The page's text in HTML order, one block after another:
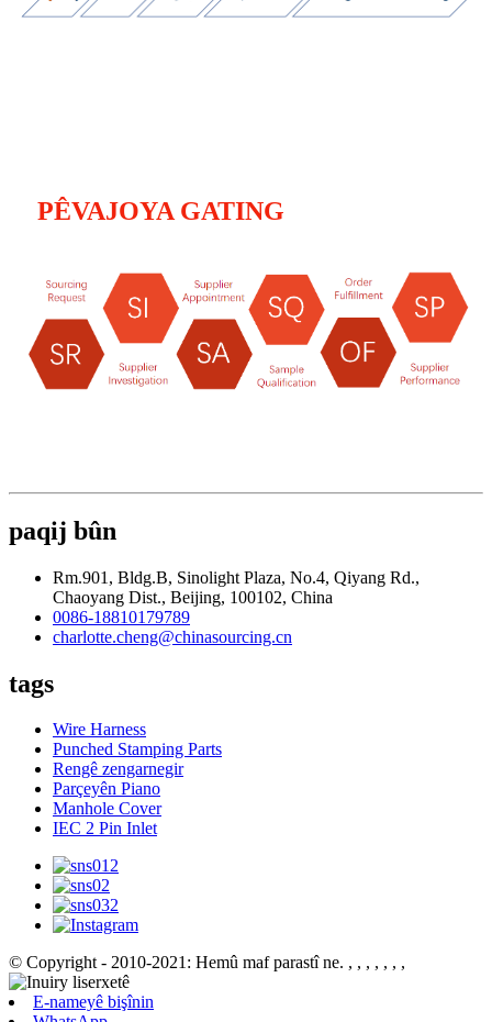
PÊVAJOYA GATING
paqij bûn
Rm.901, Bldg.B, Sinolight Plaza, No.4, Qiyang Rd.,
Chaoyang Dist., Beijing, 100102, China
0086-18810179789
charlotte.cheng@chinasourcing.cn
tags
Wire Harness
Punched Stamping Parts
Rengê zengarnegir
Parçeyên Piano
Manhole Cover
IEC 2 Pin Inlet
© Copyright - 2010-2021: Hemû maf parastî ne. , , , , , , ,
E-nameyê bişînin